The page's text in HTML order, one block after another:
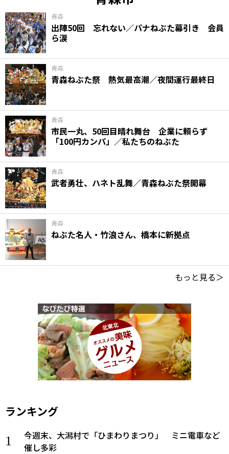
青森
出陣50回 忘れない／パナねぶた幕引き 会員
ら涙
青森
青森ねぶた祭 熱気最高潮／夜間運行最終日
青森
市民一丸、50回目晴れ舞台 企業に頼らず
「100円カンパ」／私たちのねぶた
青森
武者勇壮、ハネト乱舞／青森ねぶた祭開幕
青森
ねぶた名人・竹浪さん、橋本に新拠点
もっと見る＞
ランキング
今週末、大潟村で「ひまわりまつり」 ミニ電車など
催し多彩